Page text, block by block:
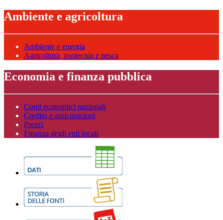
Ambiente e agricoltura
Ambiente e energia
Agricoltura, zootecnia e pesca
Economia e finanza pubblica
Conti economici nazionali
Credito e assicurazioni
Prezzi
Finanza degli enti locali